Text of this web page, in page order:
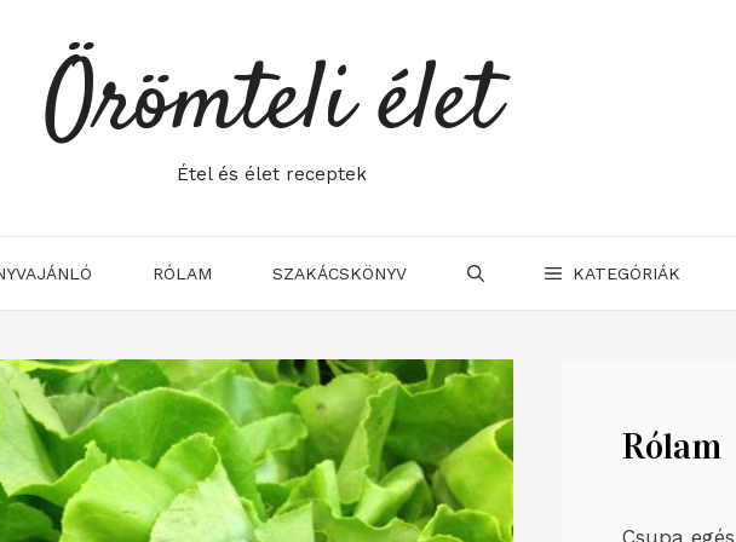
Örömteli élet
Étel és élet receptek
RÓLAM SZAKÁCSKÖNYV KATEGÓRIÁK
Rólam
Csupa